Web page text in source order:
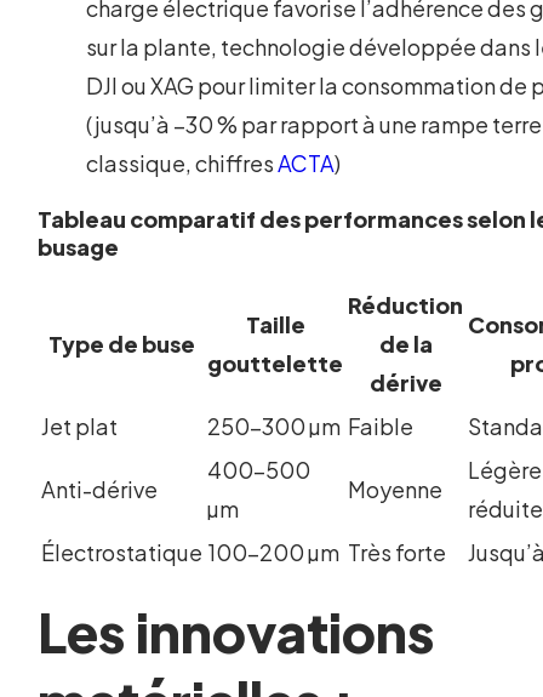
charge électrique favorise l’adhérence des
sur la plante, technologie développée dans
DJI ou XAG pour limiter la consommation de
(jusqu’à –30 % par rapport à une rampe
classique, chiffresACTA)
Tableau comparatif des performances selon
busage
Type de buse
Taille
gouttelette
Réduction
de la
dérive
Jet plat 250-300 µm Faible
Anti-dérive
400-500
µm
Moyenne
réduite
Électrostatique 100-200 µm Très forte
Les innovations